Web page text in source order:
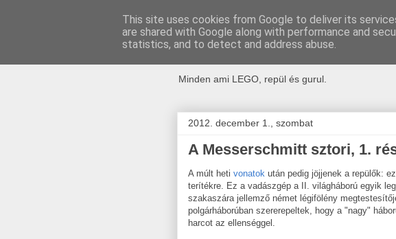
kockak.hu
Minden ami LEGO, repül és gurul.
2012. december 1., szombat
A Messerschmitt sztori, 1.
A múlt heti vonatok után pedig jöjjenek a repülők:
terítékre. Ez a vadászgép a II. világháború egyik
szakaszára jellemző német légifölény
polgárháborúban szererepeltek, hogy a "nagy"
harcot az ellenséggel.
This site uses cookies from Google to deliver its
are shared with Google along with performance and
statistics, and to detect and address abuse.